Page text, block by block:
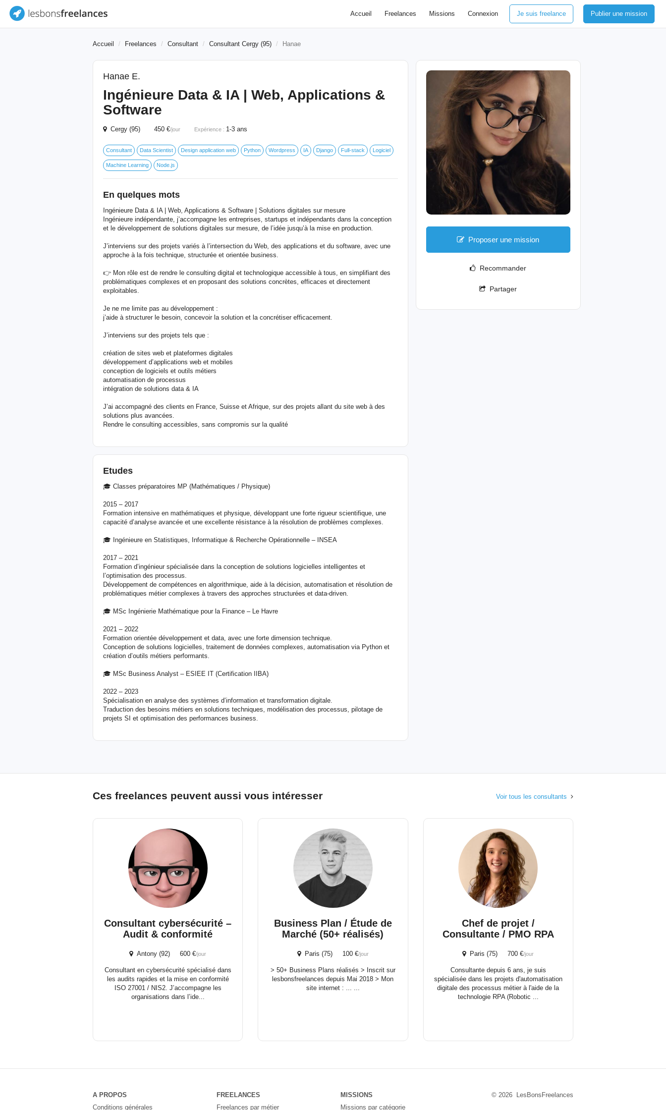
Accueil Freelances Missions Connexion Je suis freelance Publier une mission
Accueil Freelances Consultant Consultant Cergy (95) Hanae
Hanae E.
Ingénieure Data & IA | Web, Applications &
Software
Cergy (95) 450 €/jour Expérience : 1-3 ans
Consultant Data Scientist Design application web Python Wordpress IA Django Full-stack Logiciel
Machine Learning Node.js
En quelques mots
Ingénieure Data & IA | Web, Applications & Software | Solutions digitales sur mesure
Ingénieure indépendante, j’accompagne les entreprises, startups et indépendants dans la conception
et le développement de solutions digitales sur mesure, de l’idée jusqu’à la mise en production.
J’interviens sur des projets variés à l’intersection du Web, des applications et du software, avec une
approche à la fois technique, structurée et orientée business.
👉 Mon rôle est de rendre le consulting digital et technologique accessible à tous, en simplifiant des
problématiques complexes et en proposant des solutions concrètes, efficaces et directement
exploitables.
Je ne me limite pas au développement :
j’aide à structurer le besoin, concevoir la solution et la concrétiser efficacement.
J’interviens sur des projets tels que :
création de sites web et plateformes digitales
développement d’applications web et mobiles
conception de logiciels et outils métiers
automatisation de processus
intégration de solutions data & IA
J’ai accompagné des clients en France, Suisse et Afrique, sur des projets allant du site web à des
solutions plus avancées.
Rendre le consulting accessibles, sans compromis sur la qualité
Etudes
🎓 Classes préparatoires MP (Mathématiques / Physique)
2015 – 2017
Formation intensive en mathématiques et physique, développant une forte rigueur scientifique, une
capacité d’analyse avancée et une excellente résistance à la résolution de problèmes complexes.
🎓 Ingénieure en Statistiques, Informatique & Recherche Opérationnelle – INSEA
2017 – 2021
Formation d’ingénieur spécialisée dans la conception de solutions logicielles intelligentes et
l’optimisation des processus.
Développement de compétences en algorithmique, aide à la décision, automatisation et résolution de
problématiques métier complexes à travers des approches structurées et data-driven.
🎓 MSc Ingénierie Mathématique pour la Finance – Le Havre
2021 – 2022
Formation orientée développement et data, avec une forte dimension technique.
Conception de solutions logicielles, traitement de données complexes, automatisation via Python et
création d’outils métiers performants.
🎓 MSc Business Analyst – ESIEE IT (Certification IIBA)
2022 – 2023
Spécialisation en analyse des systèmes d’information et transformation digitale.
Traduction des besoins métiers en solutions techniques, modélisation des processus, pilotage de
projets SI et optimisation des performances business.
Proposer une mission
Recommander
Partager
Ces freelances peuvent aussi vous intéresser Voir tous les consultants
Consultant cybersécurité –
Audit & conformité
Antony (92) 600 €/jour
Consultant en cybersécurité spécialisé dans
les audits rapides et la mise en conformité
ISO 27001 / NIS2. J’accompagne les
organisations dans l’ide...
Business Plan / Étude de
Marché (50+ réalisés)
Paris (75) 100 €/jour
> 50+ Business Plans réalisés > Inscrit sur
lesbonsfreelances depuis Mai 2018 > Mon
site internet : ... ...
Chef de projet /
Consultante / PMO RPA
Paris (75) 700 €/jour
Consultante depuis 6 ans, je suis
spécialisée dans les projets d'automatisation
digitale des processus métier à l'aide de la
technologie RPA (Robotic ...
A PROPOS
Conditions générales
FREELANCES
Freelances par métier
MISSIONS
Missions par catégorie
© 2026 LesBonsFreelances